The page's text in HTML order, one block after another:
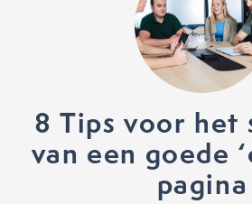
8 Tips voor het
van een goede
pagina